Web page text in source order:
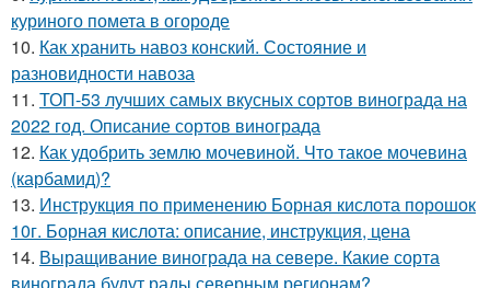
куриного помета в огороде
10. Как хранить навоз конский. Состояние и
разновидности навоза
11. ТОП-53 лучших самых вкусных сортов винограда на
2022 год. Описание сортов винограда
12. Как удобрить землю мочевиной. Что такое мочевина
(карбамид)?
13. Инструкция по применению Борная кислота порошок
10г. Борная кислота: описание, инструкция, цена
14. Выращивание винограда на севере. Какие сорта